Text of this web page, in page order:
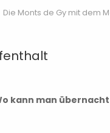
Die Monts de Gy mit dem
kann man